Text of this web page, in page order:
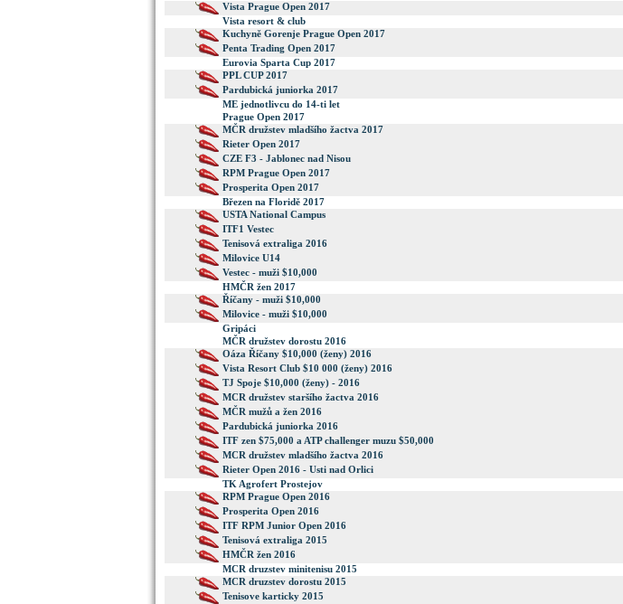
Vista Prague Open 2017
Vista resort & club
Kuchyně Gorenje Prague Open 2017
Penta Trading Open 2017
Eurovia Sparta Cup 2017
PPL CUP 2017
Pardubická juniorka 2017
ME jednotlivcu do 14-ti let
Prague Open 2017
MČR družstev mladšího žactva 2017
Rieter Open 2017
CZE F3 - Jablonec nad Nisou
RPM Prague Open 2017
Prosperita Open 2017
Březen na Floridě 2017
USTA National Campus
ITF1 Vestec
Tenisová extraliga 2016
Milovice U14
Vestec - muži $10,000
HMČR žen 2017
Říčany - muži $10,000
Milovice - muži $10,000
Gripáci
MČR družstev dorostu 2016
Oáza Říčany $10,000 (ženy) 2016
Vista Resort Club $10 000 (ženy) 2016
TJ Spoje $10,000 (ženy) - 2016
MCR družstev staršího žactva 2016
MČR mužů a žen 2016
Pardubická juniorka 2016
ITF zen $75,000 a ATP challenger muzu $50,000
MCR družstev mladšího žactva 2016
Rieter Open 2016 - Usti nad Orlici
TK Agrofert Prostejov
RPM Prague Open 2016
Prosperita Open 2016
ITF RPM Junior Open 2016
Tenisová extraliga 2015
HMČR žen 2016
MCR druzstev minitenisu 2015
MCR druzstev dorostu 2015
Tenisove karticky 2015